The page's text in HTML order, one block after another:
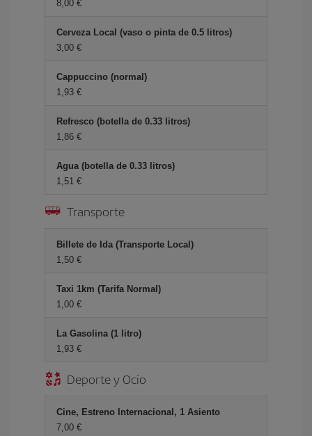
8,00 €
Cerveza Local (vaso o pinta de 0.5 litros)
3,00 €
Cappuccino (normal)
1,93 €
Refresco (botella de 0.33 litros)
1,86 €
Agua (botella de 0.33 litros)
1,51 €
Transporte
Billete de Ida (Transporte Local)
1,50 €
Taxi 1km (Tarifa Normal)
1,00 €
La Gasolina (1 litro)
1,93 €
Deporte y Ocio
Cine, Estreno Internacional, 1 Asiento
7,00 €